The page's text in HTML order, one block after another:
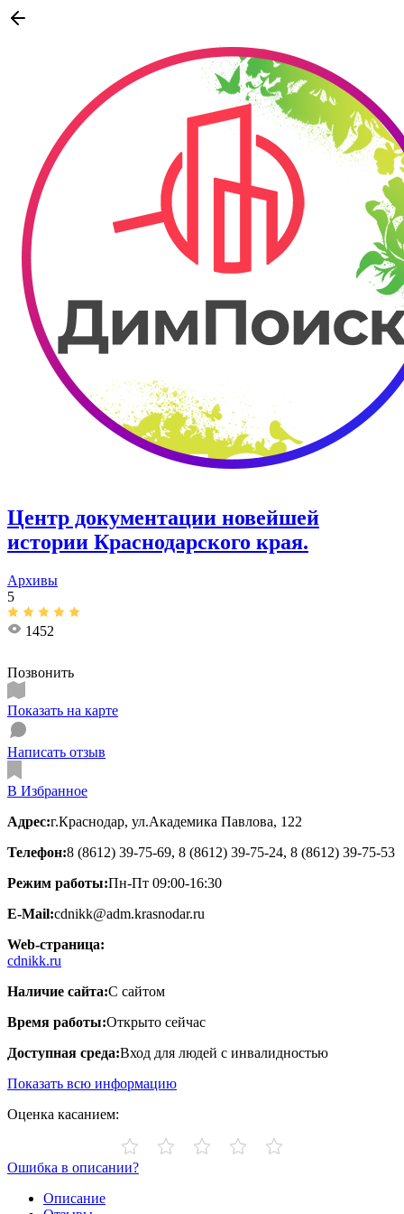
Центр документации новейшей
истории Краснодарского края.
Архивы
5
1452
Позвонить
Показать на карте
Написать отзыв
В Избранное
Адрес:г.Краснодар, ул.Академика Павлова, 122
Телефон:8 (8612) 39-75-69, 8 (8612) 39-75-24, 8 (8612) 39-75-53
Режим работы:Пн-Пт 09:00-16:30
E-Mail:cdnikk@adm.krasnodar.ru
Web-страница:
cdnikk.ru
Наличие сайта:С сайтом
Время работы:Открыто сейчас
Доступная среда:Вход для людей с инвалидностью
Показать всю информацию
Оценка касанием:
Ошибка в описании?
Описание